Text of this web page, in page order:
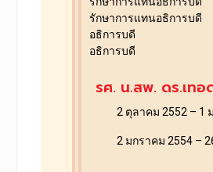
รักษาการแทนอธิการบดี
อธิการบดี
อธิการบดี
รศ. น.สพ. ดร.เทอ
2 ตุลาคม 2552 – 1
2 มกราคม 2554 –